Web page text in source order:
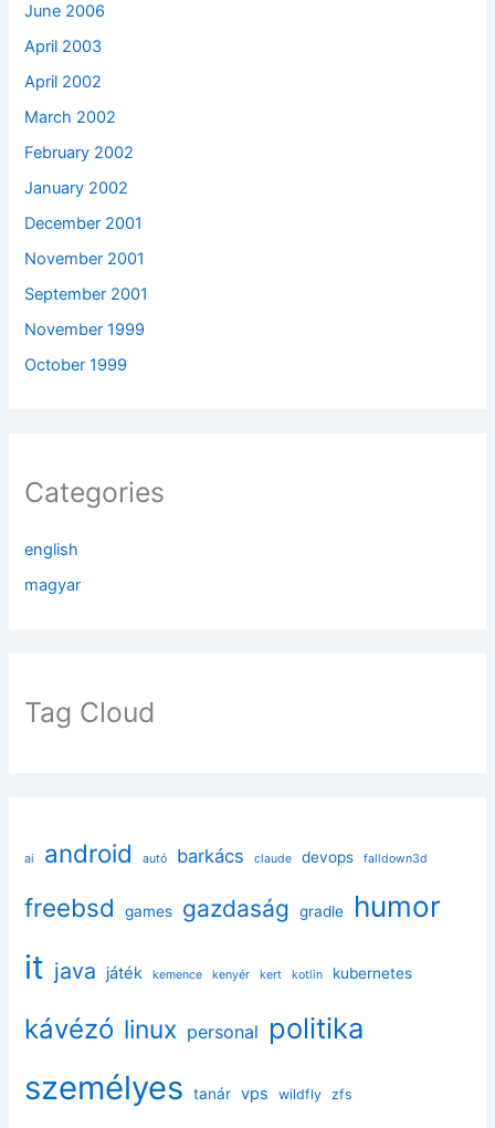
June 2006
April 2003
April 2002
March 2002
February 2002
January 2002
December 2001
November 2001
September 2001
November 1999
October 1999
Categories
english
magyar
Tag Cloud
ai android autó barkács claude devops falldown3d
freebsd games gazdaság gradle humor
it java játék kemence kenyér kert kotlin kubernetes
kávézó linux personal politika
személyes tanár vps wildfly zfs